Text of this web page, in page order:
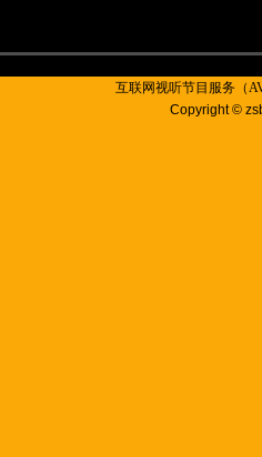
互联网视听节目服务（
Copyright ©